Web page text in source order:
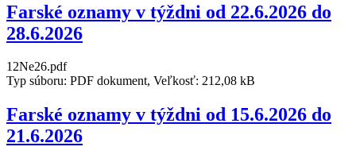
Farské oznamy v týždni od 22.6.2026 do
28.6.2026
12Ne26.pdf
Typ súboru: PDF dokument, Veľkosť: 212,08 kB
Farské oznamy v týždni od 15.6.2026 do
21.6.2026